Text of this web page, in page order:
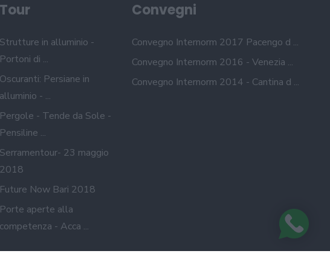
Tour
Strutture in alluminio -
Portoni di ...
Oscuranti: Persiane in
alluminio - ...
Pergole - Tende da Sole -
Pensiline ...
Serramentour- 23 maggio
2018
Future Now Bari 2018
Porte aperte alla
competenza - Acca ...
Convegni
Convegno Internorm 2017 Pacengo d ...
Convegno Internorm 2016 - Venezia ...
Convegno Internorm 2014 - Cantina d ...